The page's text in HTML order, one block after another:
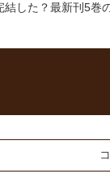
結した？最新刊5巻